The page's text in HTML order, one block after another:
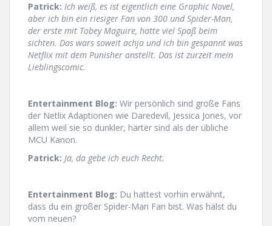
Patrick: Ich weiß, es ist eigentlich eine Graphic Novel,
aber ich bin ein riesiger Fan von 300 und Spider-Man,
der erste mit Tobey Maguire, hatte viel Spaß beim
sichten. Das wars soweit achja und ich bin gespannt was
Netflix mit dem Punisher anstellt. Das ist zurzeit mein
Lieblingscomic.
Entertainment Blog: Wir persönlich sind große Fans
der Netlix Adaptionen wie Daredevil, Jessica Jones, vor
allem weil sie so dunkler, härter sind als der übliche
MCU Kanon.
Patrick: Ja, da gebe ich euch Recht.
Entertainment Blog: Du hattest vorhin erwähnt,
dass du ein großer Spider-Man Fan bist. Was hälst du
vom neuen?